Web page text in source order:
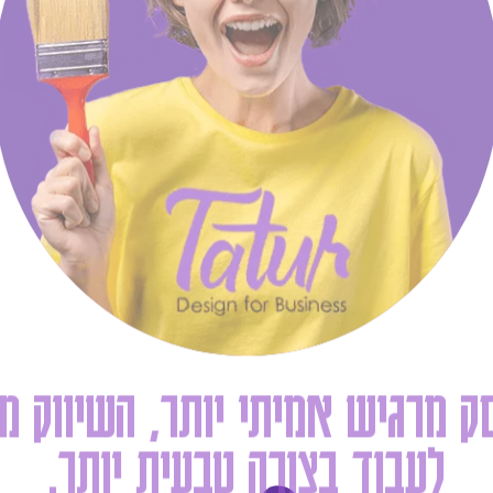
מרגיש אמיתי יותר, השיווק
לעבוד בצורה טבעית יותר.